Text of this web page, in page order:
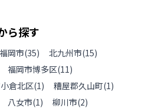
ら探す
福岡市(35) 北九州市(15)
福岡市博多区(11)
倉北区(1) 糟屋郡久山町(1)
八女市(1) 柳川市(2)